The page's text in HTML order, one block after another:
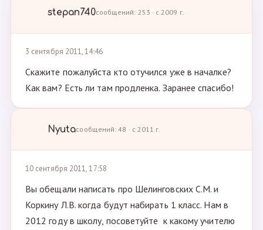
stepan740сообщений: 253 · с 2009 г.
3 сентября 2011, 14:46
Скажите пожалуйста кто отучился уже в началке?
Как вам? Есть ли там продленка. Заранее спасибо!
Nyutaсообщений: 48 · с 2011 г.
10 сентября 2011, 17:58
Вы обещали написать про Шелинговских С.М. и
Коркину Л.В. когда будут набирать 1 класс. Нам в
2012 году в школу, посоветуйте к какому учителю